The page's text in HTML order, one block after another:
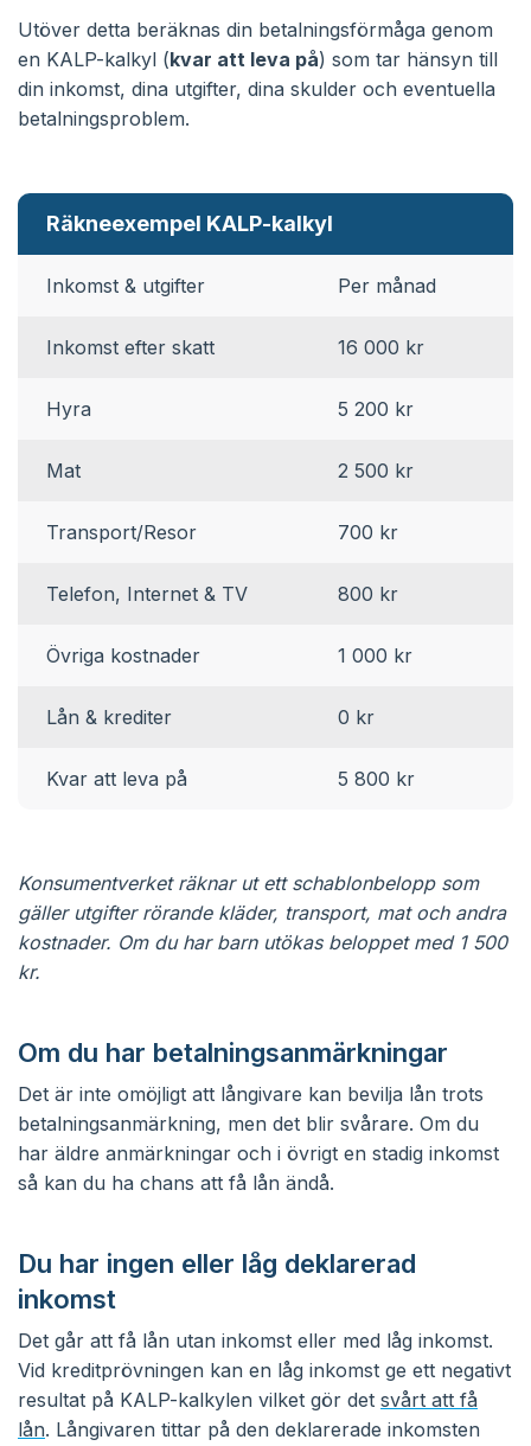
Utöver detta beräknas din betalningsförmåga genom
en KALP-kalkyl (kvar att leva på) som tar hänsyn till
din inkomst, dina utgifter, dina skulder och eventuella
betalningsproblem.
Inkomst & utgifter Per månad
Inkomst efter skatt 16 000 kr
Hyra 5 200 kr
Mat 2 500 kr
Transport/Resor 700 kr
Telefon, Internet & TV 800 kr
Övriga kostnader 1 000 kr
Lån & krediter 0 kr
Kvar att leva på 5 800 kr
Räkneexempel KALP-kalkyl
Konsumentverket räknar ut ett schablonbelopp som
gäller utgifter rörande kläder, transport, mat och andra
kostnader. Om du har barn utökas beloppet med 1 500
kr.
Om du har betalningsanmärkningar
Det är inte omöjligt att långivare kan bevilja lån trots
betalningsanmärkning, men det blir svårare. Om du
har äldre anmärkningar och i övrigt en stadig inkomst
så kan du ha chans att få lån ändå.
Du har ingen eller låg deklarerad
inkomst
Det går att få lån utan inkomst eller med låg inkomst.
Vid kreditprövningen kan en låg inkomst ge ett negativt
resultat på KALP-kalkylen vilket gör det svårt att få
lån. Långivaren tittar på den deklarerade inkomsten